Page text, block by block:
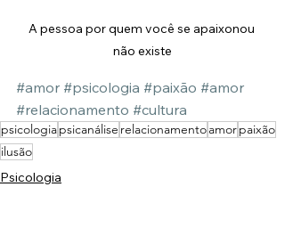
A pessoa por quem você se apaixonou
não existe
#amor #psicologia #paixão #amor
#relacionamento #cultura
psicologiapsicanálise relacionamentoamorpaixão
ilusão
Psicologia